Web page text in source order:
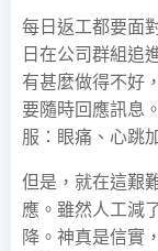
每日返工都要面
日在公司群組追
有甚麼做得不好
要隨時回應訊息
服：眼痛、心跳
但是，就在這艱
應。雖然人工減
降。神真是信實